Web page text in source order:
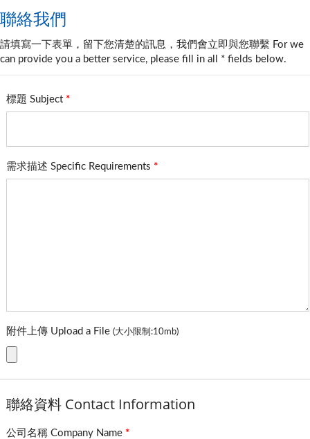
聯絡我們
請填寫一下表單，留下您清楚的訊息，我們會立即與您聯繫 For we
can provide you a better service, please fill in all * fields below.
標題 Subject *
需求描述 Specific Requirements *
附件上傳 Upload a File (大小限制:10mb)
聯絡資料 Contact Information
公司名稱 Company Name *